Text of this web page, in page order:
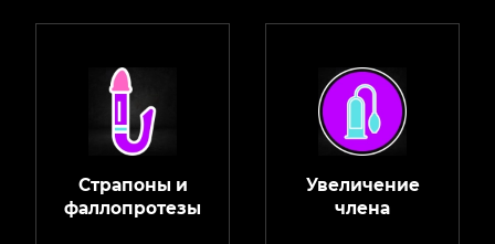
Страпоны и
фаллопротезы
Увеличение
члена